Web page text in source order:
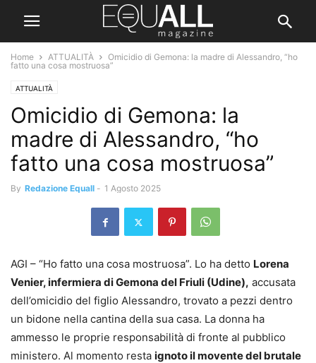
Home ATTUALITÀ
Omicidio di Gemona: la madre di Alessandro, “ho
fatto una cosa mostruosa”
ATTUALITÀ
Omicidio di Gemona: la
madre di Alessandro, “ho
fatto una cosa mostruosa”
By Redazione Equall - 1 Agosto 2025
AGI – “Ho fatto una cosa mostruosa”. Lo ha detto Lorena
Venier, infermiera di Gemona del Friuli (Udine), accusata
dell’omicidio del figlio Alessandro, trovato a pezzi dentro
un bidone nella cantina della sua casa. La donna ha
ammesso le proprie responsabilità di fronte al pubblico
ministero. Al momento resta ignoto il movente del brutale